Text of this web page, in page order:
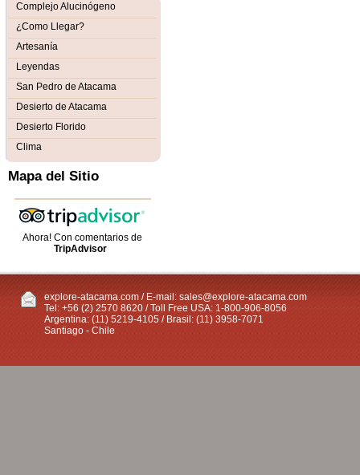
Complejo Alucinógeno
¿Como Llegar?
Artesanía
Leyendas
San Pedro de Atacama
Desierto de Atacama
Desierto Florido
Clima
Mapa del Sitio
Ahora! Con comentarios de
TripAdvisor
explore-atacama.com / E-mail: sales@explore-atacama.com
Tel: +56 (2) 2570 8620 / Toll Free USA: 1-800-906-8056
Argentina: (11) 5219-4105 / Brasil: (11) 3958-7071
Santiago - Chile